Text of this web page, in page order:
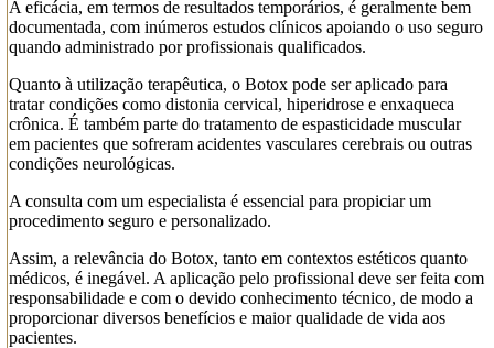
A eficácia, em termos de resultados temporários, é geralmente bem
documentada, com inúmeros estudos clínicos apoiando o uso seguro
quando administrado por profissionais qualificados.
Quanto à utilização terapêutica, o Botox pode ser aplicado para
tratar condições como distonia cervical, hiperidrose e enxaqueca
crônica. É também parte do tratamento de espasticidade muscular
em pacientes que sofreram acidentes vasculares cerebrais ou outras
condições neurológicas.
A consulta com um especialista é essencial para propiciar um
procedimento seguro e personalizado.
Assim, a relevância do Botox, tanto em contextos estéticos quanto
médicos, é inegável. A aplicação pelo profissional deve ser feita com
responsabilidade e com o devido conhecimento técnico, de modo a
proporcionar diversos benefícios e maior qualidade de vida aos
pacientes.